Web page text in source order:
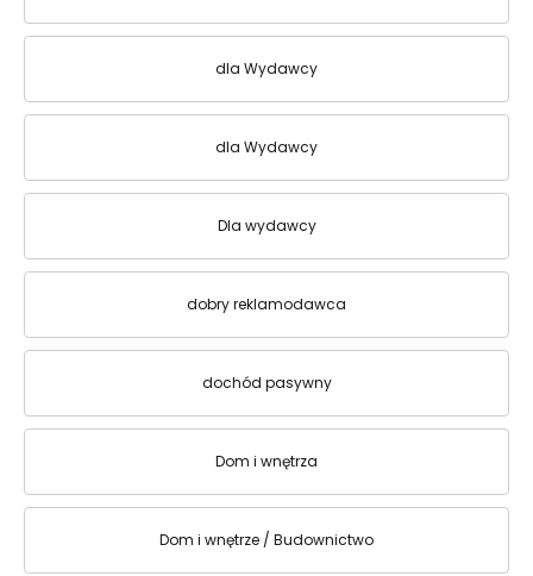
dla Wydawcy
dla Wydawcy
Dla wydawcy
dobry reklamodawca
dochód pasywny
Dom i wnętrza
Dom i wnętrze / Budownictwo